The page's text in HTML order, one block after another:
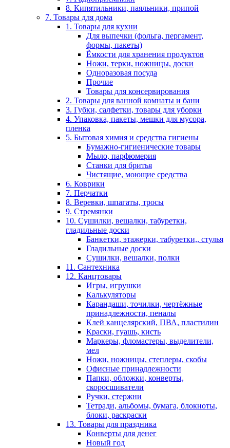
8. Кипятильники, паяльники, припой
7. Товары для дома
1. Товары для кухни
Для выпечки (фольга, пергамент,
формы, пакеты)
Ёмкости для хранения продуктов
Ножи, терки, ножницы, доски
Одноразовая посуда
Прочие
Товары для консервирования
2. Товары для ванной комнаты и бани
3. Губки, салфетки, товары для уборки
4. Упаковка, пакеты, мешки для мусора,
пленка
5. Бытовая химия и средства гигиены
Бумажно-гигиенические товары
Мыло, парфюмерия
Станки для бритья
Чистящие, моющие средства
6. Коврики
7. Перчатки
8. Веревки, шпагаты, тросы
9. Стремянки
10. Сушилки, вешалки, табуретки,
гладильные доски
Банкетки, этажерки, табуретки,, стулья
Гладильные доски
Сушилки, вешалки, полки
11. Сантехника
12. Канцтовары
Игры, игрушки
Калькуляторы
Карандаши, точилки, чертёжные
принадлежности, пеналы
Клей канцелярский, ПВА, пластилин
Краски, гуашь, кисть
Маркеры, фломастеры, выделители,
мел
Ножи, ножницы, степлеры, скобы
Офисные принадлежности
Папки, обложки, конверты,
скоросшиватели
Ручки, стержни
Тетради, альбомы, бумага, блокноты,
блоки, раскраски
13. Товары для праздника
Конверты для денег
Новый год